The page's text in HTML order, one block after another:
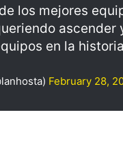
los mejores
ascender
en la
February 28,